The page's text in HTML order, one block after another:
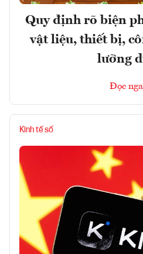
Quy định rõ biện
vật liệu, thiết bị,
lưỡng
Đọc
Kinh tế số